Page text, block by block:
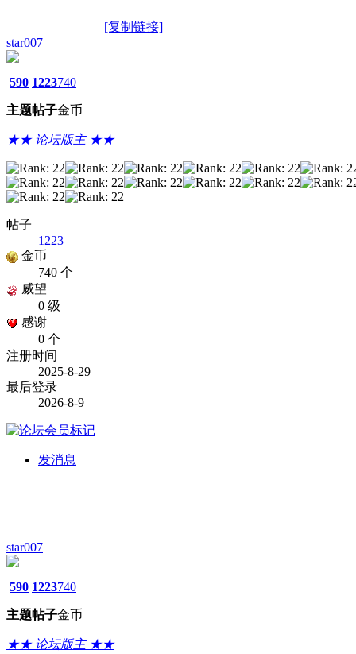
[复制链接]
star007
590
主题
1223
帖子
740
金币
★★ 论坛版主 ★★
帖子
1223
金币
740 个
威望
0 级
感谢
0 个
注册时间
2025-8-29
最后登录
2026-8-9
发消息
star007
590
主题
1223
帖子
740
金币
★★ 论坛版主 ★★